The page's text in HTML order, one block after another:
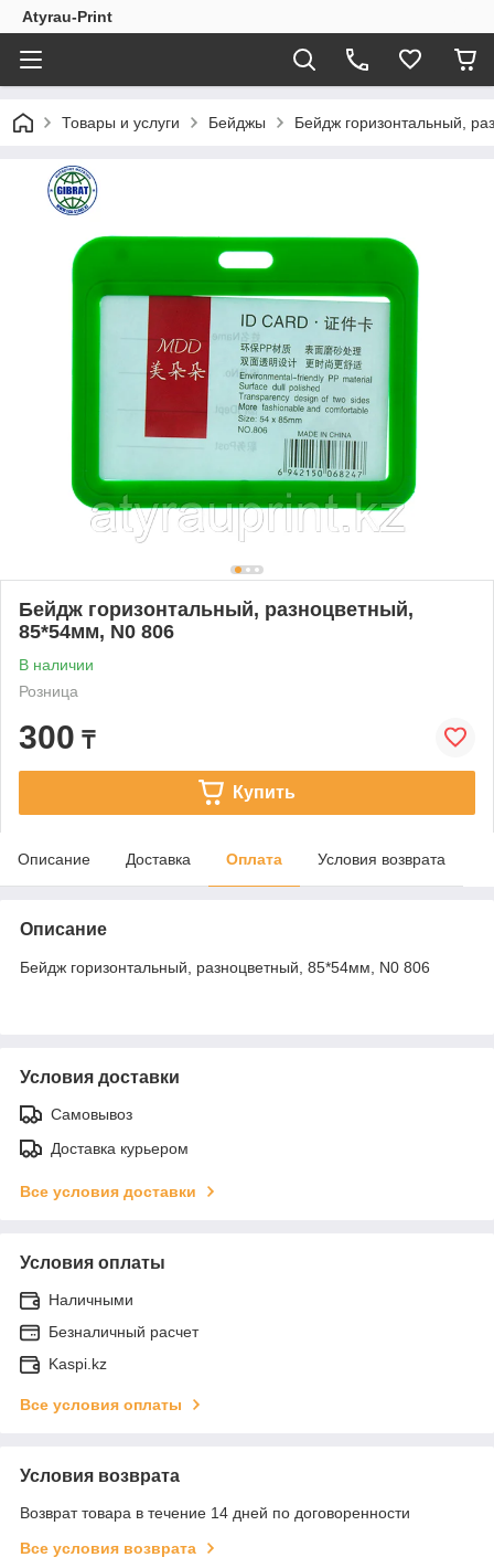
Atyrau-Print
Товары и услуги Бейджы Бейдж горизонтальный,
Бейдж горизонтальный, разноцветный,
85*54мм, N0 806
В наличии
Розница
300 ₸
Купить
Описание Доставка Оплата Условия возврата
Описание
Бейдж горизонтальный, разноцветный, 85*54мм, N0 806
Условия доставки
Самовывоз
Доставка курьером
Все условия доставки
Условия оплаты
Наличными
Безналичный расчет
Kaspi.kz
Все условия оплаты
Условия возврата
Возврат товара в течение 14 дней по договоренности
Все условия возврата